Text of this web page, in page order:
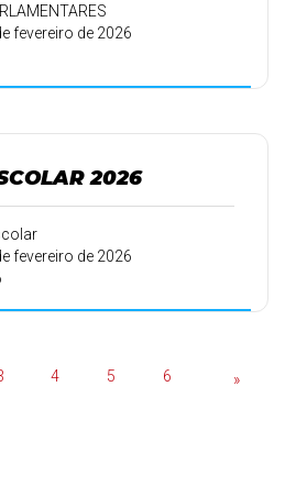
fevereiro de 2026
2026
fevereiro de 2026
4 5 6 »